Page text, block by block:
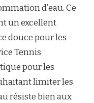
d’eau. Ce
un excellent
douce pour les
Tennis
pour les
limiter les
résiste bien aux